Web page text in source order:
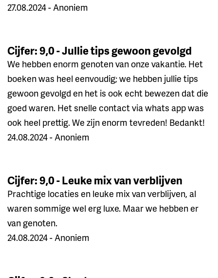
27.08.2024 - Anoniem
Cijfer: 9,0 - Jullie tips gewoon gevolgd
We hebben enorm genoten van onze vakantie. Het
boeken was heel eenvoudig; we hebben jullie tips
gewoon gevolgd en het is ook echt bewezen dat die
goed waren. Het snelle contact via whats app was
ook heel prettig. We zijn enorm tevreden! Bedankt!
24.08.2024 - Anoniem
Cijfer: 9,0 - Leuke mix van verblijven
Prachtige locaties en leuke mix van verblijven, al
waren sommige wel erg luxe. Maar we hebben er
van genoten.
24.08.2024 - Anoniem